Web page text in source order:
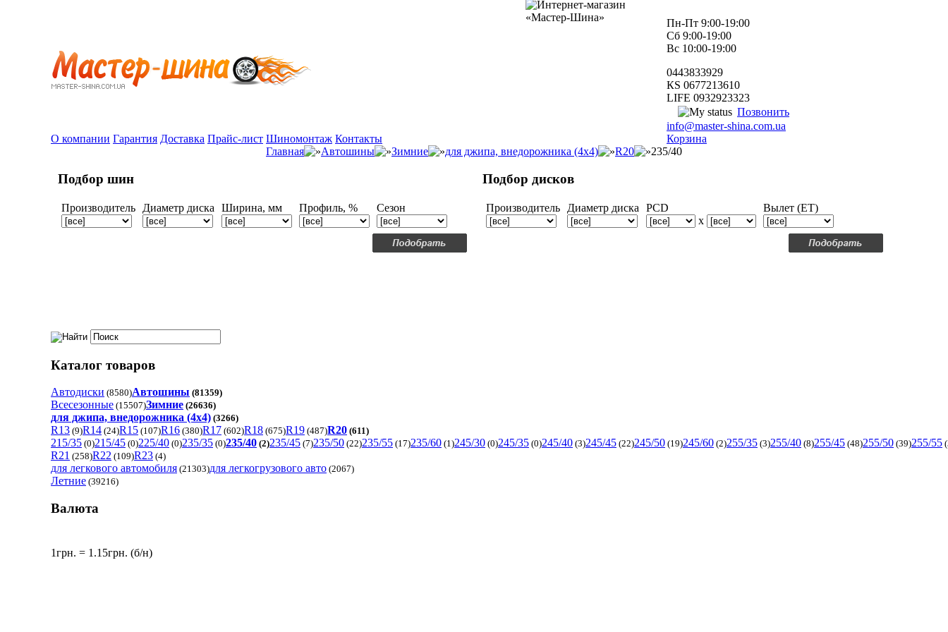
Пн-Пт 9:00-19:00
Сб 9:00-19:00
Вс 10:00-19:00
0443833929
КS 0677213610
LIFE 0932923323
Позвонить
info@master-shina.com.ua
О компании Гарантия Доставка Прайс-лист Шиномонтаж Контакты
Корзина
Главная
Автошины Зимние для джипа, внедорожника (4x4) R20 235/40
Подбор шин
Производитель Диаметр диска Ширина, мм Профиль, % Сезон
Подбор дисков
Производитель Диаметр диска PCD
x
Вылет (ET)
Каталог товаров
Автодиски (8580)Автошины (81359)
Всесезонные (15507)Зимние (26636)
для джипа, внедорожника (4x4) (3266)
R13 (9)R14 (24)R15 (107)R16 (380)R17 (602)R18 (675)R19 (487)R20 (611)
215/35 (0)215/45 (0)225/40 (0)235/35 (0)235/40 (2)235/45 (7)235/50 (22)235/55 (17)235/60 (1)245/30 (0)245/35 (0)245/40 (3)245/45 (22)245/50 (19)245/60 (2)255/35 (3)255/40 (8)255/45 (48)255/50 (39)255/55
R21 (258)R22 (109)R23 (4)
для легкового автомобиля (21303)для легкогрузового авто (2067)
Летние (39216)
Валюта
1грн. = 1.15грн. (б/н)